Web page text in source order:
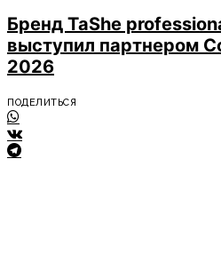
Бренд TaShe
выступил партнером
2026
ПОДЕЛИТЬСЯ